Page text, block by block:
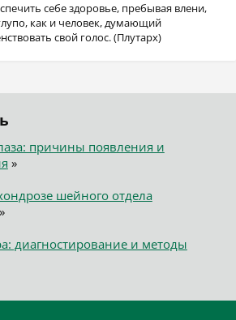
себе здоровье, пребывая влени,
как и человек, думающий
свой голос. (Плутарх)
причины появления и
»
шейного отдела
диагностирование и методы